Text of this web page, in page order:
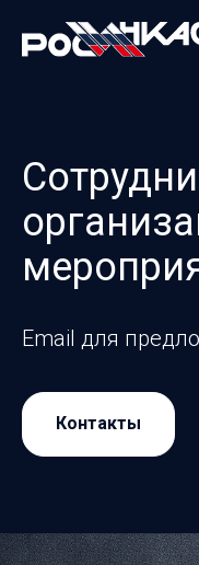
Email для
Контакты